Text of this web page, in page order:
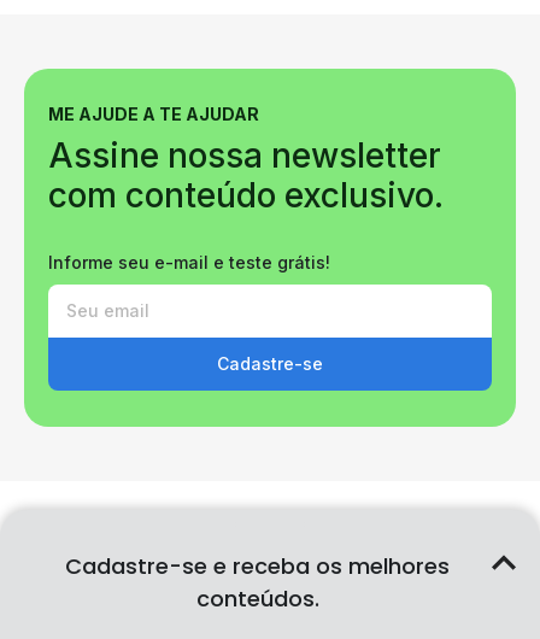
Cadastre-se e receba os melhores
conteúdos.
ME AJUDE A TE AJUDAR
Assine nossa newsletter
com conteúdo exclusivo.
Informe seu e-mail e teste grátis!
Cadastre-se